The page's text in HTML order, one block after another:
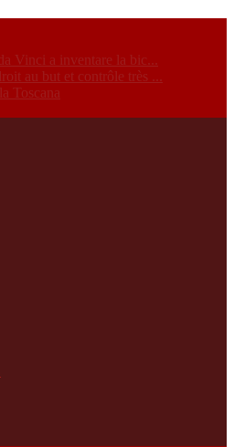
Vinci a inventare la bic...
au but et contrôle très ...
Toscana